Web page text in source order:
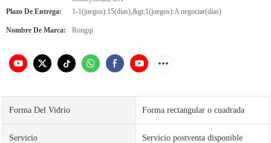
Plazo De Entrega:
1-1(juegos):15(días),&gt;1(juegos):A negociar(días)
Nombre De Marca: Rongqi
Forma Del Vidrio Forma rectangular o cuadrada
Servicio Servicio postventa disponible